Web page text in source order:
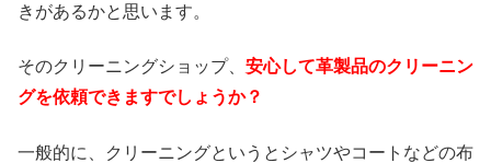
きがあるかと思います。
そのクリーニングショップ、 安心して革製品のクリーニン
グを依頼できますでしょうか？
一般的に、クリーニングというとシャツやコートなどの布